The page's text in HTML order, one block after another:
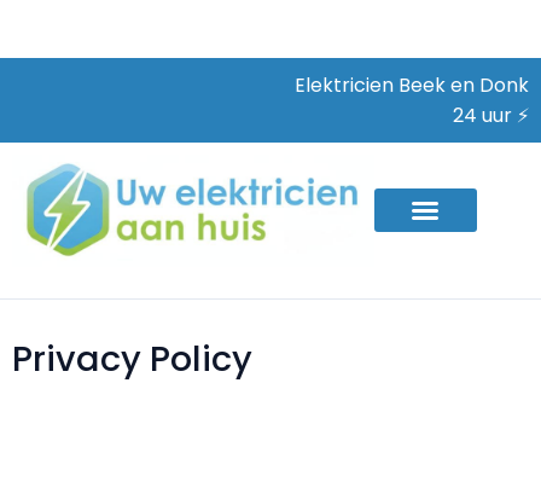
Elektricien Beek en Donk
24 uur ⚡
Privacy Policy